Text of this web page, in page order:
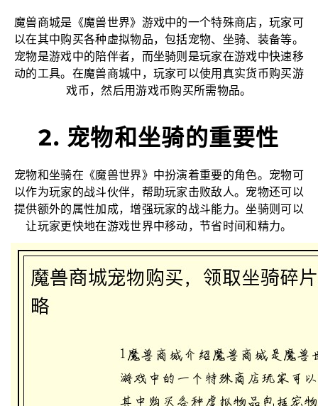
魔兽商城是《魔兽世界》游戏中的一个特殊商店，玩家可
以在其中购买各种虚拟物品，包括宠物、坐骑、装备等。
宠物是游戏中的陪伴者，而坐骑则是玩家在游戏中快速移
动的工具。在魔兽商城中，玩家可以使用真实货币购买游
戏币，然后用游戏币购买所需物品。
2. 宠物和坐骑的重要性
宠物和坐骑在《魔兽世界》中扮演着重要的角色。宠物可
以作为玩家的战斗伙伴，帮助玩家击败敌人。宠物还可以
提供额外的属性加成，增强玩家的战斗能力。坐骑则可以
让玩家更快地在游戏世界中移动，节省时间和精力。